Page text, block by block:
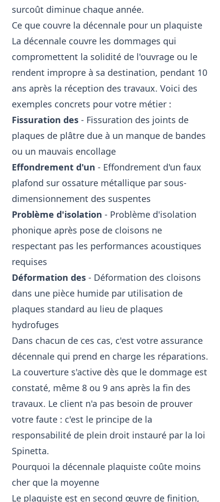
surcoût diminue chaque année.
Ce que couvre la décennale pour un plaquiste
La décennale couvre les dommages qui
compromettent la solidité de l'ouvrage ou le
rendent impropre à sa destination, pendant 10
ans après la réception des travaux. Voici des
exemples concrets pour votre métier :
Fissuration des - Fissuration des joints de
plaques de plâtre due à un manque de bandes
ou un mauvais encollage
Effondrement d'un - Effondrement d'un faux
plafond sur ossature métallique par sous-
dimensionnement des suspentes
Problème d'isolation - Problème d'isolation
phonique après pose de cloisons ne
respectant pas les performances acoustiques
requises
Déformation des - Déformation des cloisons
dans une pièce humide par utilisation de
plaques standard au lieu de plaques
hydrofuges
Dans chacun de ces cas, c'est votre assurance
décennale qui prend en charge les réparations.
La couverture s'active dès que le dommage est
constaté, même 8 ou 9 ans après la fin des
travaux. Le client n'a pas besoin de prouver
votre faute : c'est le principe de la
responsabilité de plein droit instauré par la loi
Spinetta.
Pourquoi la décennale plaquiste coûte moins
cher que la moyenne
Le plaquiste est en second œuvre de finition,